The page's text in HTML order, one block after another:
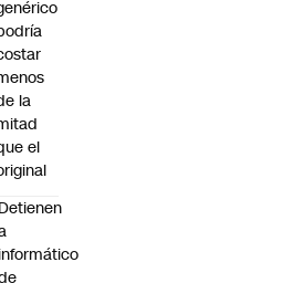
la
el
Detienen
informático